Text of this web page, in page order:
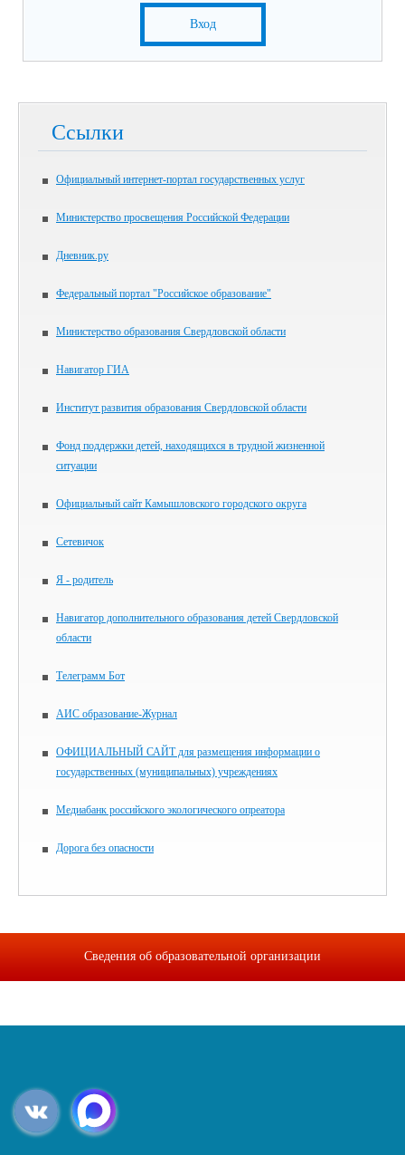
Вход
Ссылки
Официальный интернет-портал государственных услуг
Министерство просвещения Российской Федерации
Дневник.ру
Федеральный портал "Российское образование"
Министерство образования Свердловской области
Навигатор ГИА
Институт развития образования Свердловской области
Фонд поддержки детей, находящихся в трудной жизненной
ситуации
Официальный сайт Камышловского городского округа
Сетевичок
Я - родитель
Навигатор дополнительного образования детей Свердловской
области
Телеграмм Бот
АИС образование-Журнал
ОФИЦИАЛЬНЫЙ САЙТ для размещения информации о
государственных (муниципальных) учреждениях
Медиабанк российского экологического опреатора
Дорога без опасности
Сведения об образовательной организации